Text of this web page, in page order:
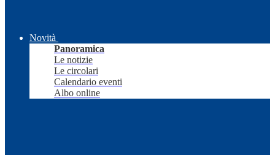
Novità
Panoramica
Le notizie
Le circolari
Calendario eventi
Albo online